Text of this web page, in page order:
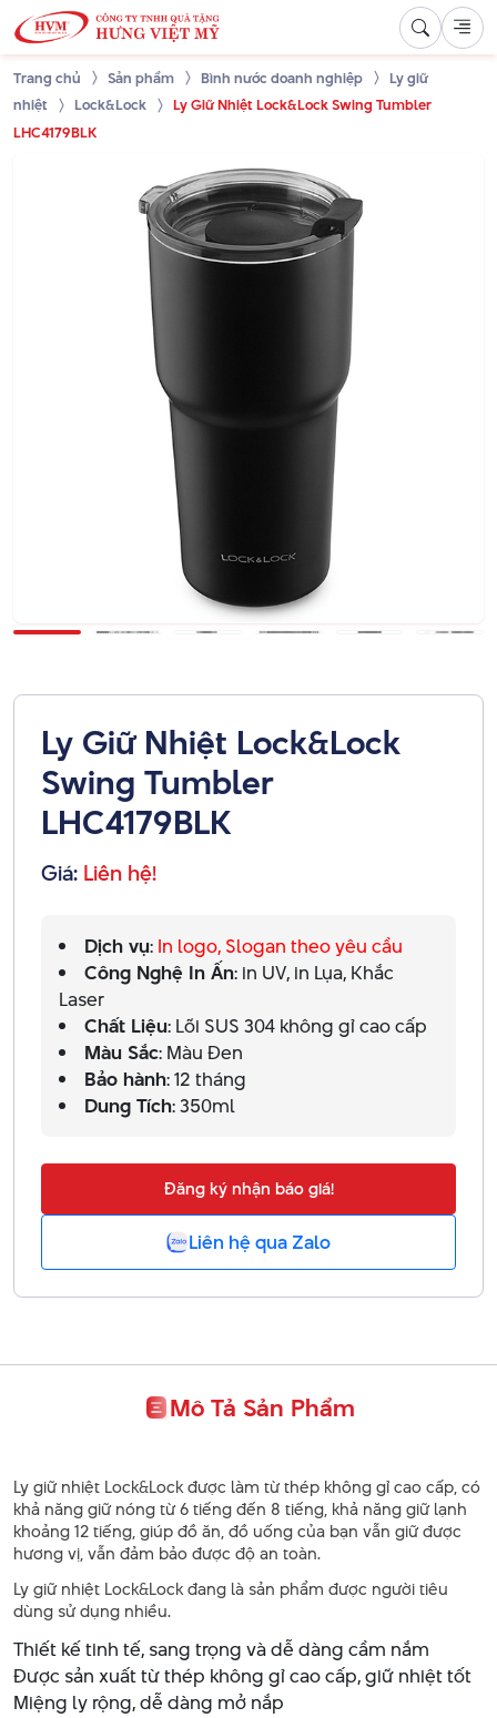
Trang chủ Sản phẩm Bình nước doanh nghiệp
Ly giữ
nhiệt
Lock&Lock
Ly Giữ Nhiệt Lock&Lock Swing Tumbler
LHC4179BLK
Ly Giữ Nhiệt Lock&Lock
Swing Tumbler
LHC4179BLK
Giá: Liên hệ!
Dịch vụ: In logo, Slogan theo yêu cầu
Công Nghệ In Ấn: in UV, in Lụa, Khắc
Laser
Chất Liệu: Lõi SUS 304 không gỉ cao cấp
Màu Sắc: Màu Đen
Bảo hành: 12 tháng
Dung Tích: 350ml
Đăng ký nhận báo giá!
Liên hệ qua Zalo
Mô Tả Sản Phẩm
Ly giữ nhiệt Lock&Lock được làm từ thép không gỉ cao cấp, có
khả năng giữ nóng từ 6 tiếng đến 8 tiếng, khả năng giữ lạnh
khoảng 12 tiếng, giúp đồ ăn, đồ uống của bạn vẫn giữ được
hương vị, vẫn đảm bảo được độ an toàn.
Ly giữ nhiệt Lock&Lock đang là sản phẩm được người tiêu
dùng sử dụng nhiều.
Thiết kế tinh tế, sang trọng và dễ dàng cầm nắm
Được sản xuất từ thép không gỉ cao cấp, giữ nhiệt tốt
Miệng ly rộng, dễ dàng mở nắp